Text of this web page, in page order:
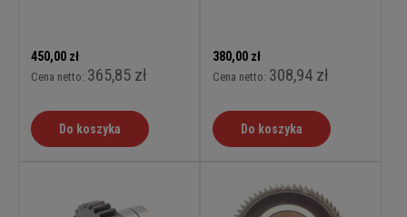
450,00 zł
Cena netto: 365,85 zł
Do koszyka
380,00 zł
Cena netto: 308,94 zł
Do koszyka